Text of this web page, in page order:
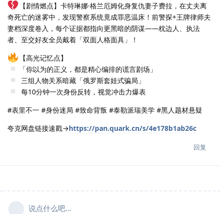
【剧情燃点】卡特琳娜·格兰厄姆化身复仇妻子费拉，在丈夫离
奇死亡的迷雾中，发现警察系统竟成罪恶温床！前警探+王牌律师夫
妻档深度卷入，每个证据都指向更黑暗的阴谋——枕边人、执法
者、至交好友全员戴着「双面人格面具」！
【高光记忆点】
「你以为的正义，都是精心编排的谎言剧场」
三组人物关系暗藏「俄罗斯套娃式骗局」
每10分钟一次身份反转，视觉冲击力爆表
#表里不一 #身份迷局 #致命背叛 #泰勒派瑞美学 #黑人题材悬疑
夸克网盘链接速戳→https://pan.quark.cn/s/4e178b1ab26c
回复
说点什么吧...